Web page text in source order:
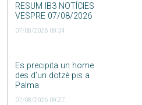
RESUM IB3 NOTÍCIES
VESPRE 07/08/2026
07/08/2026 09:34
Es precipita un home
des d’un dotzè pis a
Palma
07/08/2026 09:27